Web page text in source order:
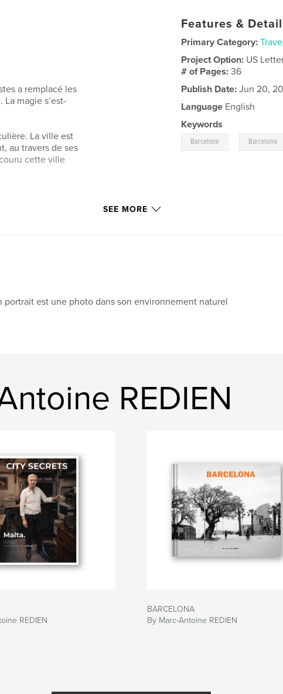
a remplacé les
La magie s’est-
La ville est
au travers de ses
cette ville
replaced artists
quieter as
and wide
Features &
Primary Category:
Project Option: US
# of Pages:36
Publish Date: Jun 20,
Language English
Keywords
Barcelone Barcelona
SEE MORE
portrait est une photo dans son environnement naturel
REDIEN
REDIEN
BARCELONA
By Marc-Antoine REDIEN